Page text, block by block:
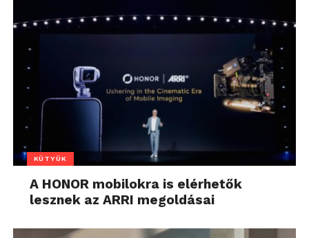
KÜTYÜK
A HONOR mobilokra is elérhetők
lesznek az ARRI megoldásai